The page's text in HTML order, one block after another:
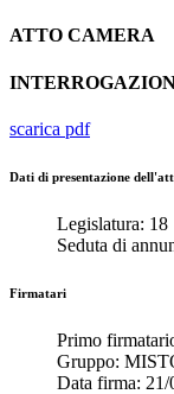
ATTO CAMERA
scarica pdf
Dati di presentazione
Legislatura: 18
Seduta di
Firmatari
Primo
Gruppo:
Data firma: 21/